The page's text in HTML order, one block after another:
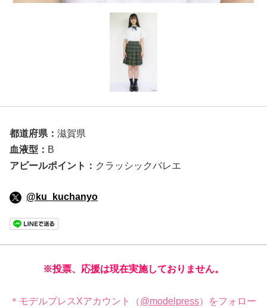
都道府県： 滋賀県
血液型： B
アピールポイント： クラッシックバレエ
@ku_kuchanyo
※投票、応援は現在実施しておりません。
＊モデルプレスXアカウント（@modelpress）をフォロー